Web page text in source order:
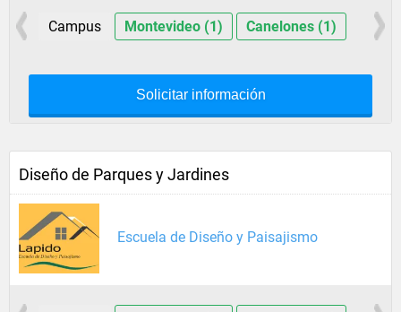
Campus Montevideo (1) Canelones (1)
Solicitar información
Diseño de Parques y Jardines
Escuela de Diseño y Paisajismo